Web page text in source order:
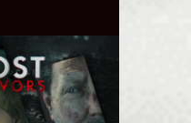
conferir a
Famitsu: O
Há outros...
pela
de 5 milhões de
e recebendo
do Ano. Em